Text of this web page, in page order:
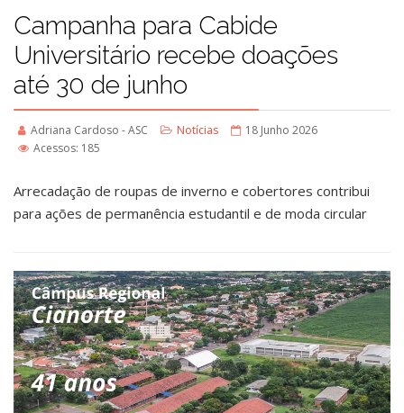
Campanha para Cabide
Universitário recebe doações
até 30 de junho
Adriana Cardoso - ASC Notícias
18 Junho 2026
Acessos: 185
Arrecadação de roupas de inverno e cobertores contribui
para ações de permanência estudantil e de moda circular